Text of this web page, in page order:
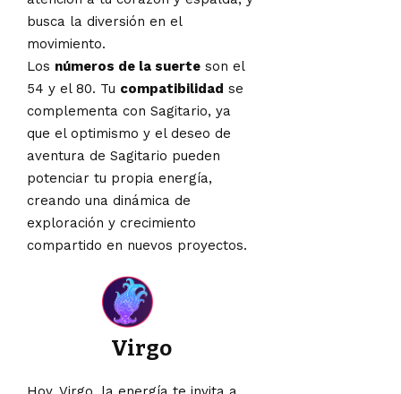
busca la diversión en el
movimiento.
Los números de la suerte son el
54 y el 80. Tu compatibilidad se
complementa con Sagitario, ya
que el optimismo y el deseo de
aventura de Sagitario pueden
potenciar tu propia energía,
creando una dinámica de
exploración y crecimiento
compartido en nuevos proyectos.
Virgo